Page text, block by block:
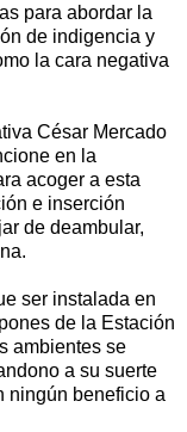
para abordar la
de indigencia y
la cara negativa
César Mercado
en la
acoger a esta
e inserción
de deambular,
ser instalada en
de la Estación
ambientes se
a su suerte
ningún beneficio a